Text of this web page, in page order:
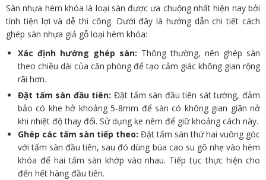
Sàn nhựa hèm khóa là loại sàn được ưa chuộng nhất hiện nay bởi
tính tiện lợi và dễ thi công. Dưới đây là hướng dẫn chi tiết cách
ghép sàn nhựa giả gỗ loại hèm khóa:
Xác định hướng ghép sàn: Thông thường, nên ghép sàn
theo chiều dài của căn phòng để tạo cảm giác không gian rộng
rãi hơn.
Đặt tấm sàn đầu tiên: Đặt tấm sàn đầu tiên sát tường, đảm
bảo có khe hở khoảng 5-8mm để sàn có không gian giãn nở
khi nhiệt độ thay đổi. Sử dụng ke nêm để giữ khoảng cách này.
Ghép các tấm sàn tiếp theo: Đặt tấm sàn thứ hai vuông góc
với tấm sàn đầu tiên, sau đó dùng búa cao su gõ nhẹ vào hèm
khóa để hai tấm sàn khớp vào nhau. Tiếp tục thực hiện cho
đến hết hàng đầu tiên.